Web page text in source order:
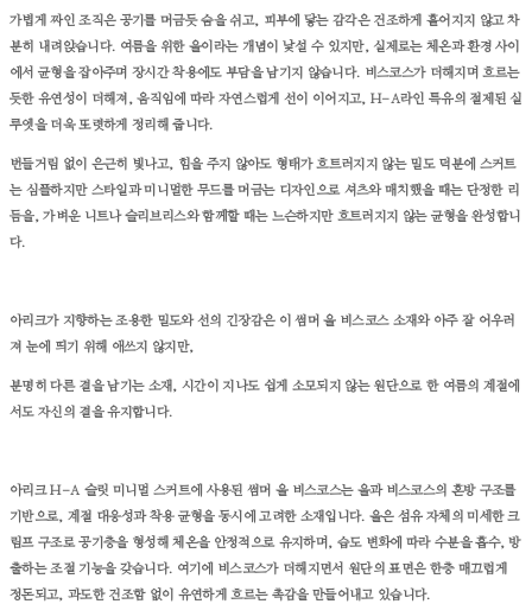
가볍게 짜인 조직은 공기를 머금듯 숨을 쉬고, 피부에 닿는 감각은 건조하게 흩어지지 않고 차
분히 내려앉습니다. 여름을 위한 울이라는 개념이 낯설 수 있지만, 실제로는 체온과 환경 사이
에서 균형을 잡아주며 장시간 착용에도 부담을 남기지 않습니다. 비스코스가 더해지며 흐르는
듯한 유연성이 더해져, 움직임에 따라 자연스럽게 선이 이어지고, H-A라인 특유의 절제된 실
루엣을 더욱 또렷하게 정리해 줍니다.
번들거림 없이 은근히 빛나고, 힘을 주지 않아도 형태가 흐트러지지 않는 밀도 덕분에 스커트
는 심플하지만 스타일과 미니멀한 무드를 머금는 디자인으로 셔츠와 매치했을 때는 단정한 리
듬을, 가벼운 니트나 슬리브리스와 함께할 때는 느슨하지만 흐트러지지 않는 균형을 완성합니
다.
아리크가 지향하는 조용한 밀도와 선의 긴장감은 이 썸머 울 비스코스 소재와 아주 잘 어우러
져 눈에 띄기 위해 애쓰지 않지만,
분명히 다른 결을 남기는 소재, 시간이 지나도 쉽게 소모되지 않는 원단으로 한 여름의 계절에
서도 자신의 결을 유지합니다.
아리크 H-A 슬릿 미니멀 스커트에 사용된 썸머 울 비스코스는 울과 비스코스의 혼방 구조를
기반으로, 계절 대응성과 착용 균형을 동시에 고려한 소재입니다. 울은 섬유 자체의 미세한 크
림프 구조로 공기층을 형성해 체온을 안정적으로 유지하며, 습도 변화에 따라 수분을 흡수, 방
출하는 조절 기능을 갖습니다. 여기에 비스코스가 더해지면서 원단의 표면은 한층 매끄럽게
정돈되고, 과도한 건조함 없이 유연하게 흐르는 촉감을 만들어내고 있습니다.